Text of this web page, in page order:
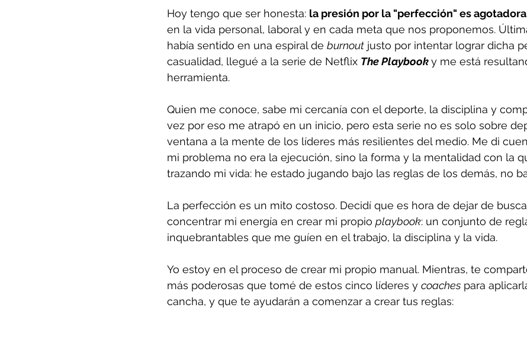
Hoy tengo que ser honesta: la presión por la "perfección" es
en la vida personal, laboral y en cada meta que nos proponemos.
había sentido en una espiral de burnout justo por intentar lograr dicha
casualidad, llegué a la serie de Netflix The Playbook y me está
herramienta.
Quien me conoce, sabe mi cercanía con el deporte, la disciplina y
vez por eso me atrapó en un inicio, pero esta serie no es solo sobre
ventana a la mente de los líderes más resilientes del medio. Me di
mi problema no era la ejecución, sino la forma y la mentalidad con la
trazando mi vida: he estado jugando bajo las reglas de los demás, no
La perfección es un mito costoso. Decidí que es hora de dejar de
concentrar mi energía en crear mi propio playbook: un conjunto de
inquebrantables que me guíen en el trabajo, la disciplina y la vida.
Yo estoy en el proceso de crear mi propio manual. Mientras, te
más poderosas que tomé de estos cinco líderes y coaches para
cancha, y que te ayudarán a comenzar a crear tus reglas: